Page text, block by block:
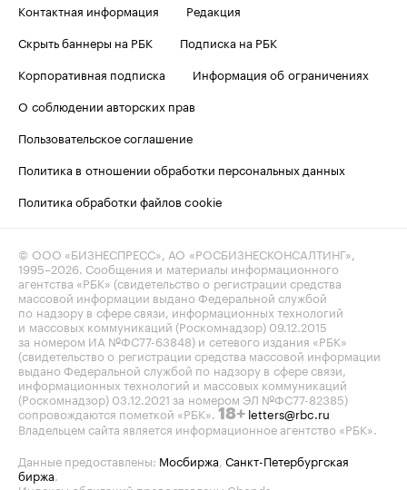
Контактная информация
Редакция
Скрыть баннеры на РБК
Подписка на РБК
Корпоративная подписка
Информация об ограничениях
О соблюдении авторских прав
Пользовательское соглашение
Политика в отношении обработки персональных данных
Политика обработки файлов cookie
© ООО «БИЗНЕСПРЕСС», АО «РОСБИЗНЕСКОНСАЛТИНГ»,
1995–2026. Сообщения и материалы информационного
агентства «РБК» (свидетельство о регистрации средства
массовой информации выдано Федеральной службой
по надзору в сфере связи, информационных технологий
и массовых коммуникаций (Роскомнадзор) 09.12.2015
за номером ИА №ФС77-63848) и сетевого издания «РБК»
(свидетельство о регистрации средства массовой информации
выдано Федеральной службой по надзору в сфере связи,
информационных технологий и массовых коммуникаций
(Роскомнадзор) 03.12.2021 за номером ЭЛ №ФС77-82385)
сопровождаются пометкой «РБК». 18+ letters@rbc.ru
Владельцем сайта является информационное агентство «РБК».
Данные предоставлены: Мосбиржа, Санкт-Петербургская
биржа.